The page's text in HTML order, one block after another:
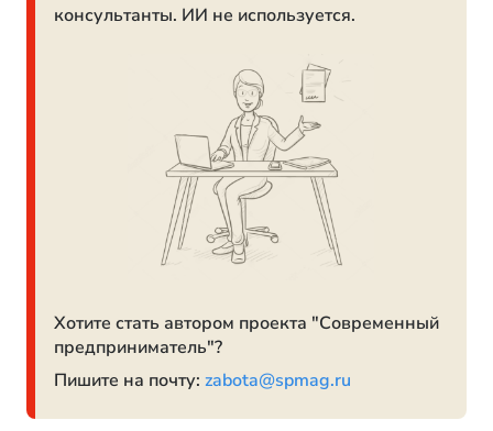
консультанты. ИИ не используется.
Хотите стать автором проекта "Современный
предприниматель"?
Пишите на почту: zabota@spmag.ru